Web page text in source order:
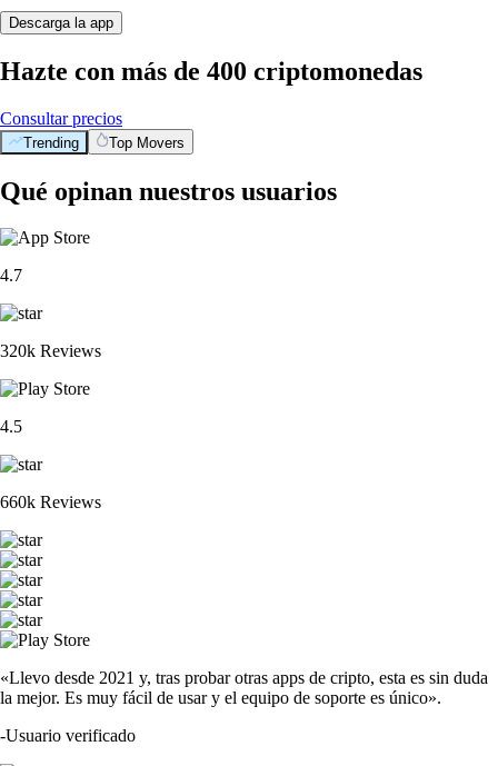
Descarga la app
Hazte con más de 400 criptomonedas
Consultar precios
Trending Top Movers
Qué opinan nuestros usuarios
4.7
320k Reviews
4.5
660k Reviews
«Llevo desde 2021 y, tras probar otras apps de cripto, esta es sin duda
la mejor. Es muy fácil de usar y el equipo de soporte es único».
-Usuario verificado